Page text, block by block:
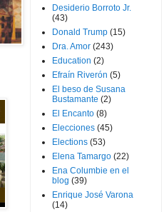
Desiderio Borroto Jr.
(43)
Donald Trump (15)
Dra. Amor (243)
Education (2)
Efraín Riverón (5)
El beso de Susana
Bustamante (2)
El Encanto (8)
Elecciones (45)
Elections (53)
Elena Tamargo (22)
Ena Columbie en el
blog (39)
Enrique José Varona
(14)